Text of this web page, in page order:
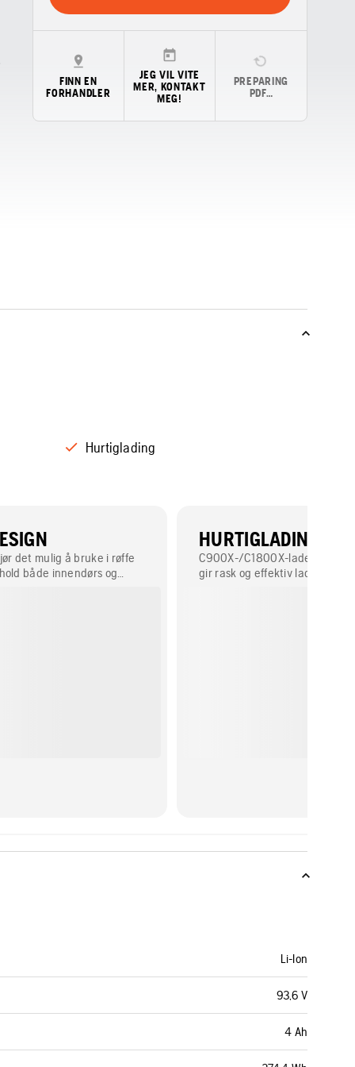
FINN EN
FORHANDLER
JEG VIL VITE
MER, KONTAKT
MEG!
PREPARING
PDF…
Hurtiglading
det mulig å bruke i røffe
både innendørs og
HURTIGLADING
C900X-/C1800X-ladere med
gir rask og effektiv lading av
Li-Ion
93,6 V
4 Ah